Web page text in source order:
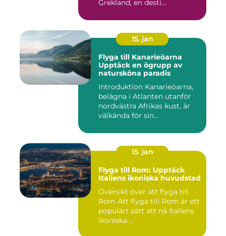
Grekland, en desti...
15. jan
Flyga till Kanarieöarna
Upptäck en ögrupp av
natursköna paradis
Introduktion Kanarieöarna,
belägna i Atlanten utanför
nordvästra Afrikas kust, är
välkända för sin...
15. jan
Flyga till Rom: Upptäck
Italiens ikoniska huvudstad
Översikt över att flyga till
Rom Att flyga till Rom är ett
populärt sätt att nå Italiens
ikoniska ...